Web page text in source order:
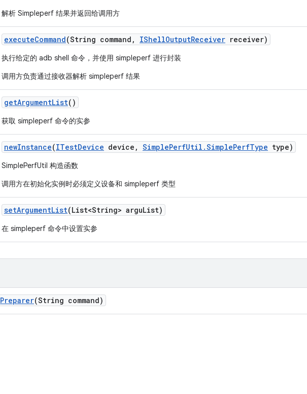
解析 Simpleperf 结果并返回给调用方
executeCommand(String command , IShellOutputReceiver receiver)
执行给定的 adb shell 命令，并使用 simpleperf 进行封装
调用方负责通过接收器解析 simpleperf 结果
getArgumentList()
获取 simpleperf 命令的实参
newInstance(ITestDevice device , SimplePerfUtil .SimplePerfType type)
SimplePerfUtil 构造函数
调用方在初始化实例时必须定义设备和 simpleperf 类型
setArgumentList(List<String> arguList)
在 simpleperf 命令中设置实参
Preparer(String command)